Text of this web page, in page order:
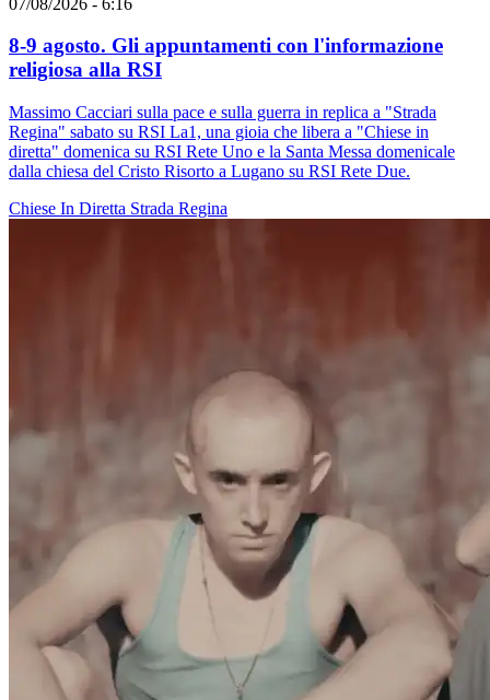
8-9 agosto. Gli appuntamenti con l'informazione
religiosa alla RSI
Massimo Cacciari sulla pace e sulla guerra in replica a "Strada
Regina" sabato su RSI La1, una gioia che libera a "Chiese in
diretta" domenica su RSI Rete Uno e la Santa Messa domenicale
dalla chiesa del Cristo Risorto a Lugano su RSI Rete Due.
Chiese In Diretta Strada Regina